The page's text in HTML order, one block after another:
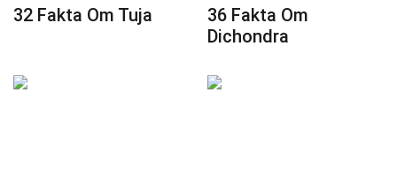
32 Fakta Om Tuja
36 Fakta Om
Dichondra